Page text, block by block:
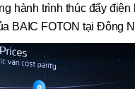
hành trình thúc đẩy
BAIC FOTON tại Đông